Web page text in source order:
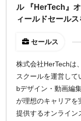
ル 『HerTech』
ィールドセールス
セールス
株式会社HerTechは
スクールを運営し
bデザイン・動画編
が理想のキャリアを
提供するオンライン